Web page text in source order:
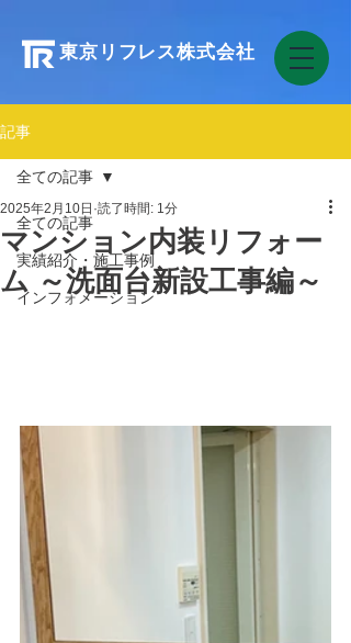
東京リフレス株式会社
記事
全ての記事
実績紹介・施工事例
インフォメーション
全ての記事
マンション内装リフォー
ム ～洗面台新設工事編～
2025年2月10日 読了時間: 1分